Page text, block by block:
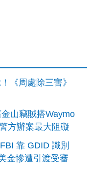
《周處除三害》
山竊賊搭Waymo
方辦案最大阻礙
靠 GDID 識別
金慘遭引渡受審